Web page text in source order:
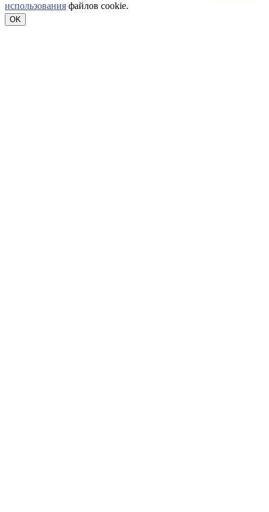
использования файлов cookie.
OK